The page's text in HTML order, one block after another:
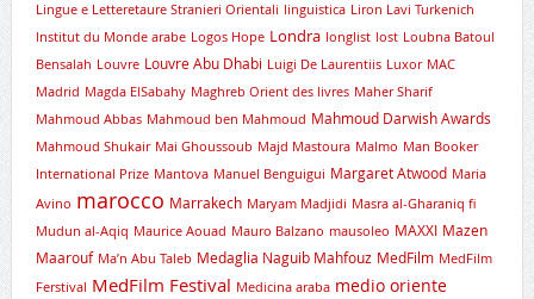
Lingue e Letteretaure Stranieri Orientali linguistica Liron Lavi Turkenich
lnstitut du Monde arabe Logos Hope Londra longlist lost Loubna Batoul
Bensalah Louvre Louvre Abu Dhabi Luigi De Laurentiis Luxor MAC
Madrid Magda ElSabahy Maghreb Orient des livres Maher Sharif
Mahmoud Abbas Mahmoud ben Mahmoud Mahmoud Darwish Awards
Mahmoud Shukair Mai Ghoussoub Majd Mastoura Malmo Man Booker
International Prize Mantova Manuel Benguigui Margaret Atwood Maria
Avino marocco Marrakech Maryam Madjidi Masra al-Gharaniq fi
Mudun al-Aqiq Maurice Aouad Mauro Balzano mausoleo MAXXI Mazen
Maarouf Ma’n Abu Taleb Medaglia Naguib Mahfouz MedFilm MedFilm
Ferstival MedFilm Festival Medicina araba medio oriente